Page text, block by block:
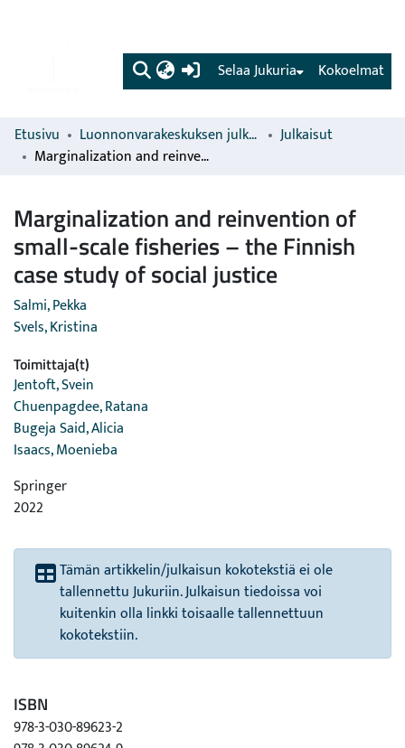
(current) Kokoelmat
Selaa Jukuria
Etusivu Luonnonvarakeskuksen julkaisut
Julkaisut
Marginalization and reinvention of small-scale fisheries – the Finnish case study of social justice
Marginalization and reinvention of
small-scale fisheries – the Finnish
case study of social justice
Salmi, Pekka
Svels, Kristina
Toimittaja(t)
Jentoft, Svein
Chuenpagdee, Ratana
Bugeja Said, Alicia
Isaacs, Moenieba
Springer
2022
Tämän artikkelin/julkaisun kokotekstiä ei ole
tallennettu Jukuriin. Julkaisun tiedoissa voi
kuitenkin olla linkki toisaalle tallennettuun
kokotekstiin.
ISBN
978-3-030-89623-2